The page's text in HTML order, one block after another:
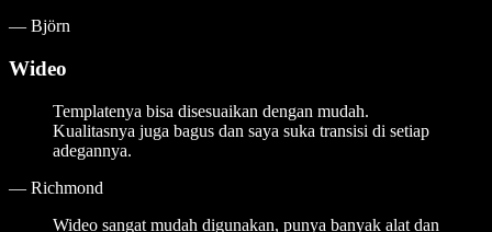
— Björn
Wideo
Templatenya bisa disesuaikan dengan mudah.
Kualitasnya juga bagus dan saya suka transisi di setiap
adegannya.
— Richmond
Wideo sangat mudah digunakan, punya banyak alat dan